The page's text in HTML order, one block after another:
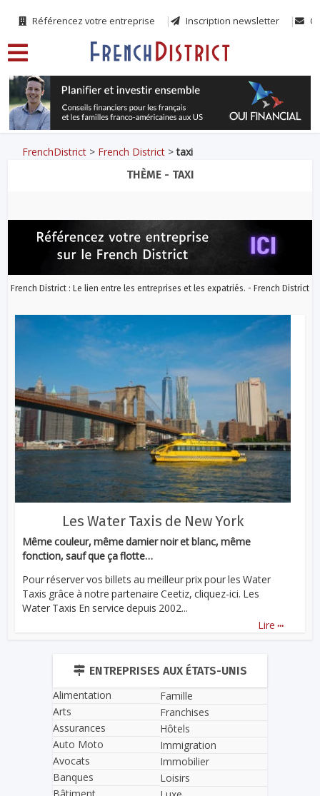
Référencez votre entreprise Inscription newsletter
FrenchDistrict > French District >taxi
THÈME - TAXI
French District : Le lien entre les entreprises et les expatriés. - French District
Les Water Taxis de New York
Même couleur, même damier noir et blanc, même
fonction, sauf que ça flotte…
Pour réserver vos billets au meilleur prix pour les Water
Taxis grâce à notre partenaire Ceetiz, cliquez-ici. Les
Water Taxis En service depuis 2002...
Lire ...
ENTREPRISES AUX ÉTATS-UNIS
Alimentation
Arts
Assurances
Auto Moto
Avocats
Banques
Famille
Franchises
Hôtels
Immigration
Immobilier
Loisirs